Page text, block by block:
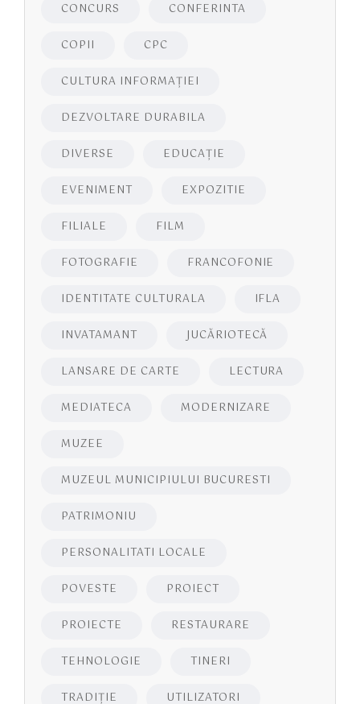
CONCURS CONFERINTA
COPII CPC
CULTURA INFORMAŢIEI
DEZVOLTARE DURABILA
DIVERSE EDUCAŢIE
EVENIMENT EXPOZITIE
FILIALE FILM
FOTOGRAFIE FRANCOFONIE
IDENTITATE CULTURALA IFLA
INVATAMANT JUCĂRIOTECĂ
LANSARE DE CARTE LECTURA
MEDIATECA MODERNIZARE
MUZEE
MUZEUL MUNICIPIULUI BUCURESTI
PATRIMONIU
PERSONALITATI LOCALE
POVESTE PROIECT
PROIECTE RESTAURARE
TEHNOLOGIE TINERI
TRADIȚIE UTILIZATORI